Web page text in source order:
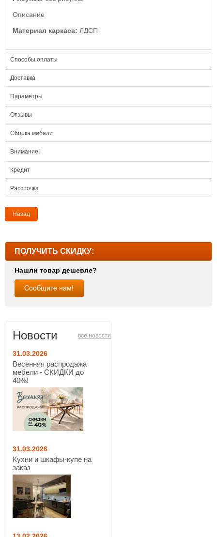
ПОЛУЧИТЬ СКИДКУ:
Нашли товар дешевле?
Новости все новости
31.03.2026
Весенняя распродажа
мебели - СКИДКИ до
40%!
31.03.2026
Кухни и шкафы-купе на
заказ
Описание
Материал каркаса: ЛДСП
Способы оплаты
Доставка
Параметры
Отзывы
Сборка мебели
Внимание!
Кредит
Рассрочка
Назад